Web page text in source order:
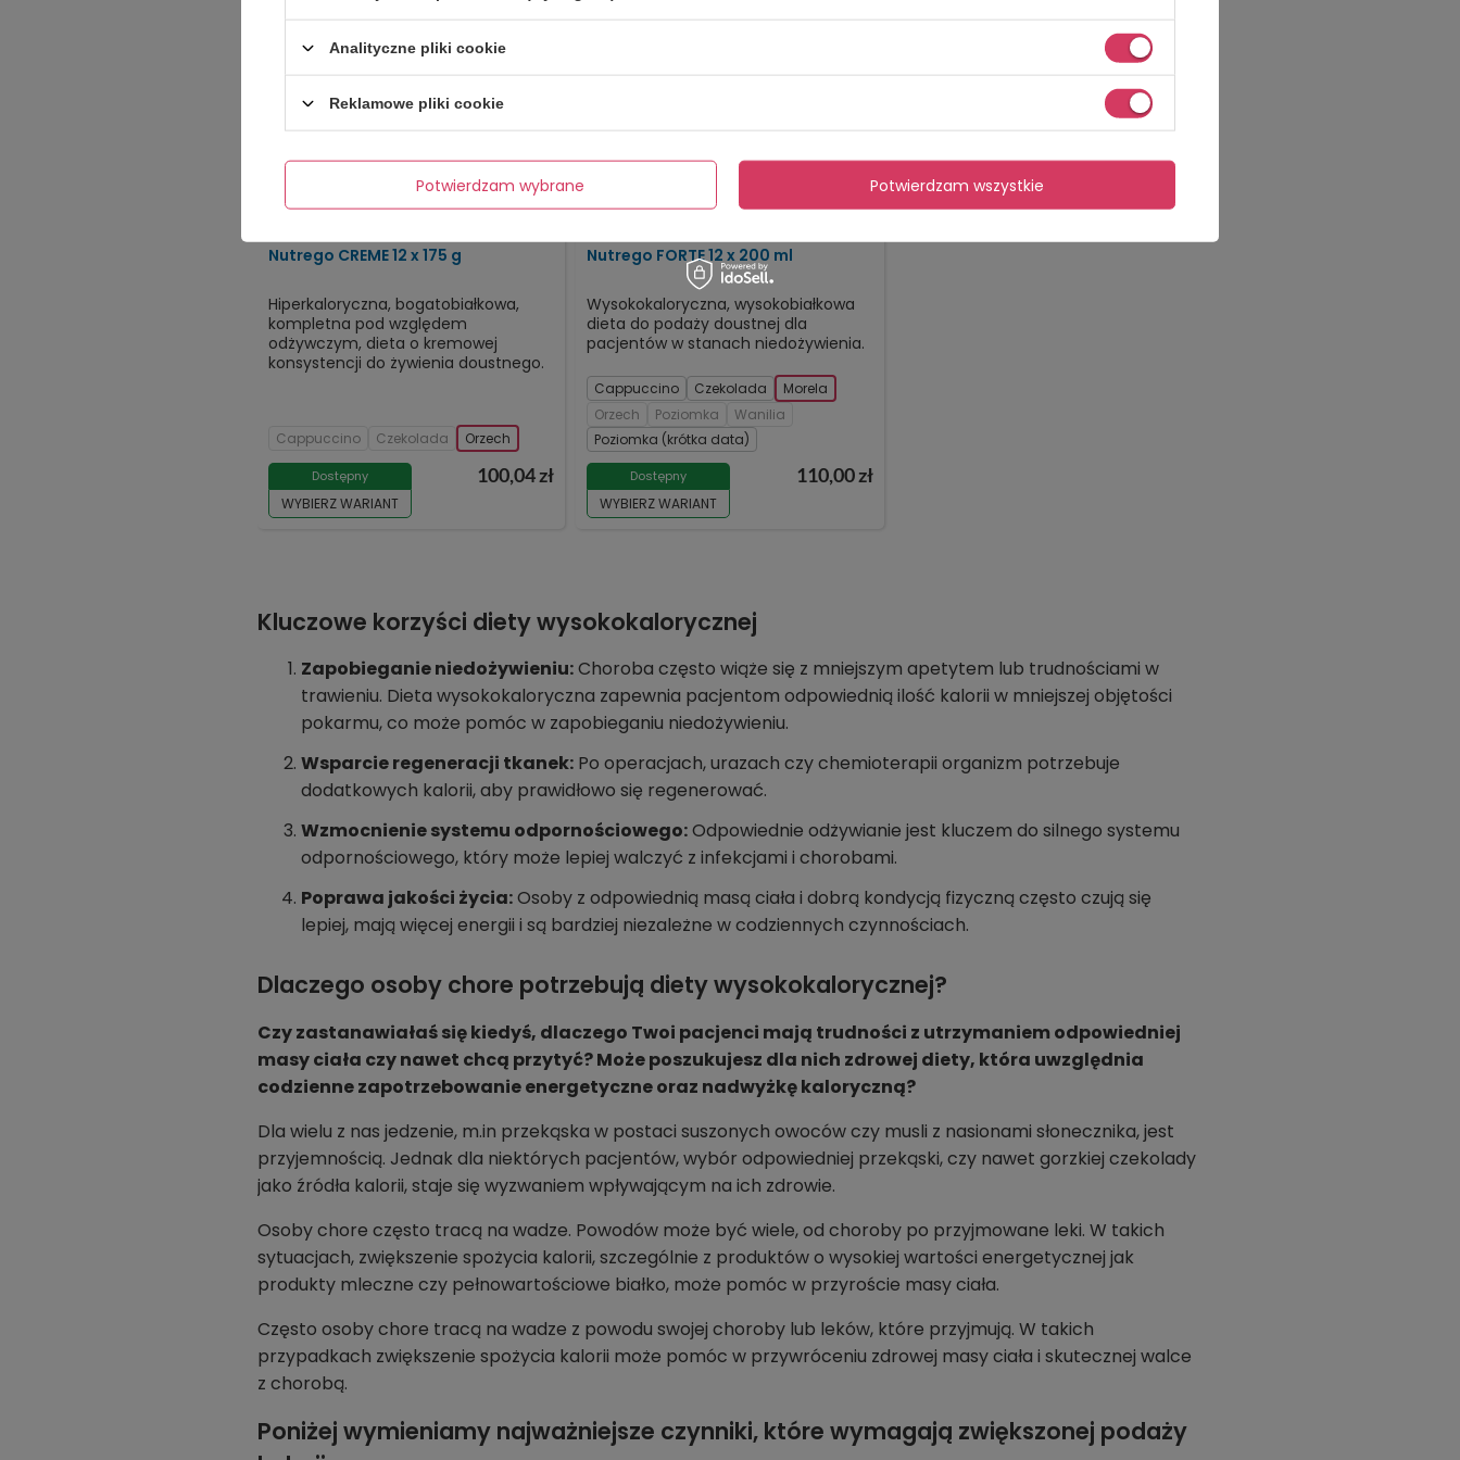
Nutrego CREME 12 x 175 g
Hiperkaloryczna, bogatobiałkowa,
kompletna pod względem
odżywczym, dieta o kremowej
konsystencji do żywienia doustnego.
Cappuccino Czekolada Orzech
Dostępny
WYBIERZ WARIANT
100,04 zł
Nutrego FORTE 12 x 200 ml
Wysokokaloryczna, wysokobiałkowa
dieta do podaży doustnej dla
pacjentów w stanach niedożywienia.
Cappuccino Czekolada
Morela
Orzech
Poziomka
Wanilia
Poziomka (krótka data)
Dostępny
WYBIERZ WARIANT
110,00 zł
Kluczowe korzyści diety wysokokalorycznej
Zapobieganie niedożywieniu:Choroba często wiąże się z mniejszym apetytem lub trudnościami w
trawieniu. Dieta wysokokaloryczna zapewnia pacjentom odpowiednią ilość kalorii w mniejszej objętości
pokarmu, co może pomóc w zapobieganiu niedożywieniu.
Wsparcie regeneracji tkanek: Po operacjach, urazach czy chemioterapii organizm potrzebuje
dodatkowych kalorii, aby prawidłowo się regenerować.
Wzmocnienie systemu odpornościowego:Odpowiednie odżywianie jest kluczem do silnego systemu
odpornościowego, który może lepiej walczyć z infekcjami i chorobami.
Poprawa jakości życia:Osoby z odpowiednią masą ciała i dobrą kondycją fizyczną często czują się
lepiej, mają więcej energii i są bardziej niezależne w codziennych czynnościach.
Dlaczego osoby chore potrzebują diety wysokokalorycznej?
Czy zastanawiałaś się kiedyś, dlaczego Twoi pacjenci mają trudności z utrzymaniem odpowiedniej
masy ciała czy nawet chcą przytyć? Może poszukujesz dla nich zdrowej diety, która uwzględnia
codzienne zapotrzebowanie energetyczne oraz nadwyżkę kaloryczną?
Dla wielu z nas jedzenie, m.in przekąska w postaci suszonych owoców czy musli z nasionami słonecznika, jest
przyjemnością. Jednak dla niektórych pacjentów, wybór odpowiedniej przekąski, czy nawet gorzkiej czekolady
jako źródła kalorii, staje się wyzwaniem wpływającym na ich zdrowie.
Osoby chore często tracą na wadze. Powodów może być wiele, od choroby po przyjmowane leki. W takich
sytuacjach, zwiększenie spożycia kalorii, szczególnie z produktów o wysokiej wartości energetycznej jak
produkty mleczne czy pełnowartościowe białko, może pomóc w przyroście masy ciała.
Często osoby chore tracą na wadze z powodu swojej choroby lub leków, które przyjmują. W takich
przypadkach zwiększenie spożycia kalorii może pomóc w przywróceniu zdrowej masy ciała i skutecznej walce
z chorobą.
Poniżej wymieniamy najważniejsze czynniki, które wymagają zwiększonej podaży
Analityczne pliki cookie
Reklamowe pliki cookie
Potwierdzam wybrane Potwierdzam wszystkie